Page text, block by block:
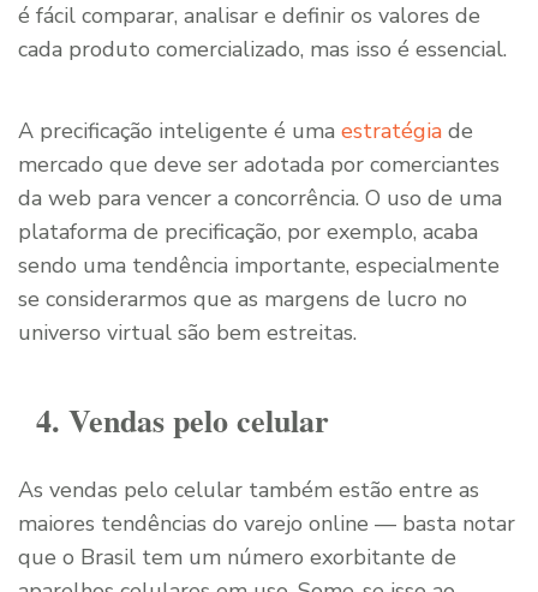
é fácil comparar, analisar e definir os valores de
cada produto comercializado, mas isso é essencial.
A precificação inteligente é uma estratégia de
mercado que deve ser adotada por comerciantes
da web para vencer a concorrência. O uso de uma
plataforma de precificação, por exemplo, acaba
sendo uma tendência importante, especialmente
se considerarmos que as margens de lucro no
universo virtual são bem estreitas.
4. Vendas pelo celular
As vendas pelo celular também estão entre as
maiores tendências do varejo online — basta notar
que o Brasil tem um número exorbitante de